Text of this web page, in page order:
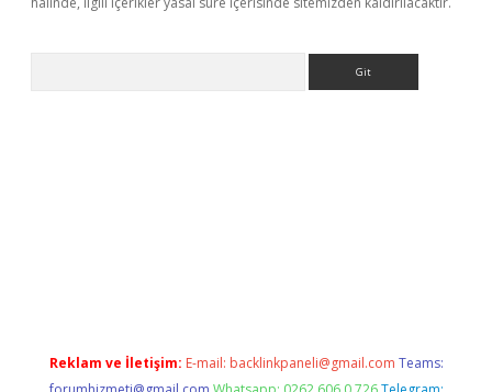
Reklam ve İletişim: E-mail: backlinkpaneli@gmail.com Teams: